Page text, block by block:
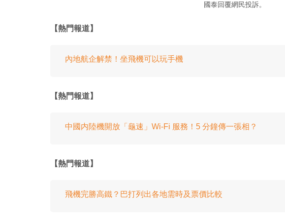
國泰回覆網民投訴。
【熱門報道】
內地航企解禁！坐飛機可以玩手機
【熱門報道】
中國内陸機開放「龜速」Wi-Fi 服務！5 分鐘傳一張相？
【熱門報道】
飛機完勝高鐵？巴打列出各地需時及票價比較